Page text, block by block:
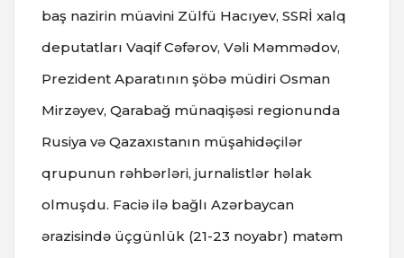
baş nazirin müavini Zülfü Hacıyev, SSRİ xalq
deputatları Vaqif Cəfərov, Vəli Məmmədov,
Prezident Aparatının şöbə müdiri Osman
Mirzəyev, Qarabağ münaqişəsi regionunda
Rusiya və Qazaxıstanın müşahidəçilər
qrupunun rəhbərləri, jurnalistlər həlak
olmuşdu. Faciə ilə bağlı Azərbaycan
ərazisində üçgünlük (21-23 noyabr) matəm